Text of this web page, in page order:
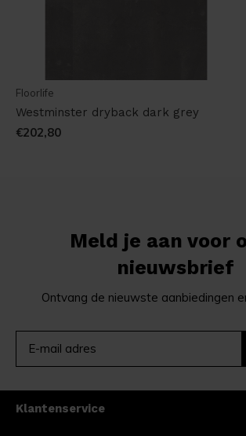
Floorlife
Westminster dryback dark grey
€202,80
Meld je aan voor
nieuwsbrief
Ontvang de nieuwste aanbiedingen
Klantenservice